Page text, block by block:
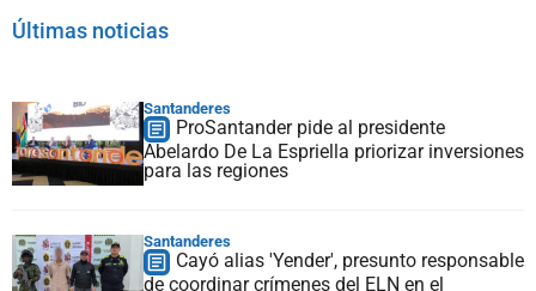
Últimas noticias
Santanderes
ProSantander pide al presidente
Abelardo De La Espriella priorizar inversiones
para las regiones
Santanderes
Cayó alias 'Yender', presunto responsable
de coordinar crímenes del ELN en el